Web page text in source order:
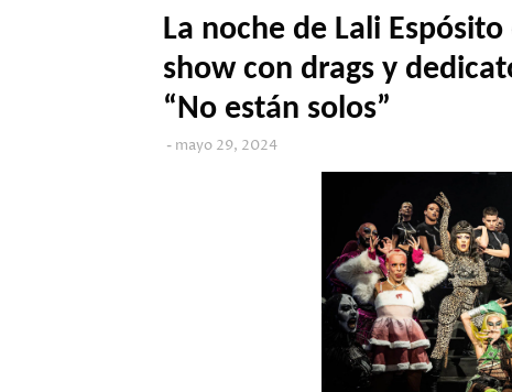
La noche de Lali
show con drags y
“No están solos”
mayo 29, 2024